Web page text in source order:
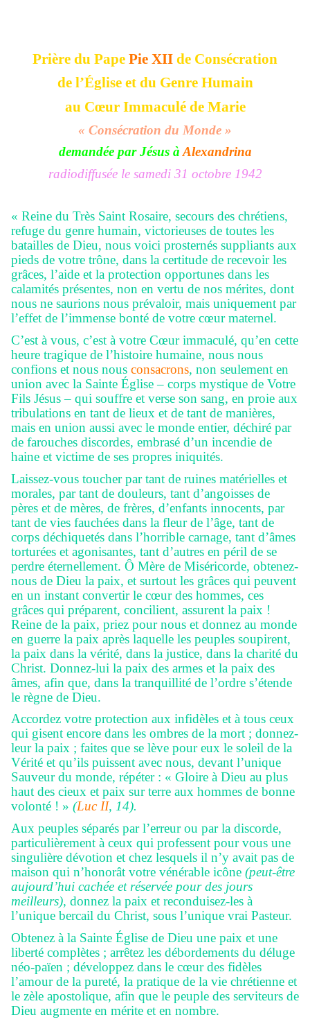
Prière du Pape Pie XII de Consécration
de l’Église et du Genre Humain
au Cœur Immaculé de Marie
« Consécration du Monde »
demandée par Jésus àAlexandrina
radiodiffusée le samedi 31 octobre 1942
« Reine du Très Saint Rosaire, secours des chrétiens,
refuge du genre humain, victorieuses de toutes les
batailles de Dieu, nous voici prosternés suppliants aux
pieds de votre trône, dans la certitude de recevoir les
grâces, l’aide et la protection opportunes dans les
calamités présentes, non en vertu de nos mérites, dont
nous ne saurions nous prévaloir, mais uniquement par
l’effet de l’immense bonté de votre cœur maternel.
C’est à vous, c’est à votre Cœur immaculé, qu’en cette
heure tragique de l’histoire humaine, nous nous
confions et nous nous consacrons, non seulement en
union avec la Sainte Église – corps mystique de Votre
Fils Jésus – qui souffre et verse son sang, en proie aux
tribulations en tant de lieux et de tant de manières,
mais en union aussi avec le monde entier, déchiré par
de farouches discordes, embrasé d’un incendie de
haine et victime de ses propres iniquités.
Laissez-vous toucher par tant de ruines matérielles et
morales, par tant de douleurs, tant d’angoisses de
pères et de mères, de frères, d’enfants innocents, par
tant de vies fauchées dans la fleur de l’âge, tant de
corps déchiquetés dans l’horrible carnage, tant d’âmes
torturées et agonisantes, tant d’autres en péril de se
perdre éternellement. Ô Mère de Miséricorde, obtenez-
nous de Dieu la paix, et surtout les grâces qui peuvent
en un instant convertir le cœur des hommes, ces
grâces qui préparent, concilient, assurent la paix !
Reine de la paix, priez pour nous et donnez au monde
en guerre la paix après laquelle les peuples soupirent,
la paix dans la vérité, dans la justice, dans la charité du
Christ. Donnez-lui la paix des armes et la paix des
âmes, afin que, dans la tranquillité de l’ordre s’étende
le règne de Dieu.
Accordez votre protection aux infidèles et à tous ceux
qui gisent encore dans les ombres de la mort ; donnez-
leur la paix ; faites que se lève pour eux le soleil de la
Vérité et qu’ils puissent avec nous, devant l’unique
Sauveur du monde, répéter : « Gloire à Dieu au plus
haut des cieux et paix sur terre aux hommes de bonne
volonté ! » (Luc II, 14).
Aux peuples séparés par l’erreur ou par la discorde,
particulièrement à ceux qui professent pour vous une
singulière dévotion et chez lesquels il n’y avait pas de
maison qui n’honorât votre vénérable icône (peut-être
aujourd’hui cachée et réservée pour des jours
meilleurs), donnez la paix et reconduisez-les à
l’unique bercail du Christ, sous l’unique vrai Pasteur.
Obtenez à la Sainte Église de Dieu une paix et une
liberté complètes ; arrêtez les débordements du déluge
néo-païen ; développez dans le cœur des fidèles
l’amour de la pureté, la pratique de la vie chrétienne et
le zèle apostolique, afin que le peuple des serviteurs de
Dieu augmente en mérite et en nombre.